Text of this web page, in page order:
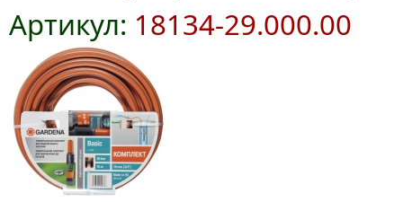
Артикул: 18134-29.000.00